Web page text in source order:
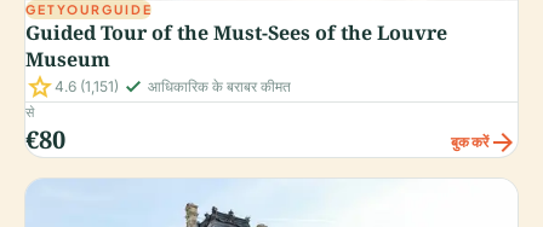
GETYOURGUIDE
Guided Tour of the Must-Sees of the Louvre
Museum
star4.6 (1,151) check_small आधिकारिक के बराबर कीमत
से
€80 बुक करेंarrow_forward